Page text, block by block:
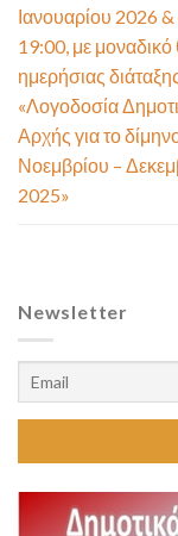
Ιανουαρίου 2026
19:00, με μοναδικό
ημερήσιας
«Λογοδοσία
Αρχής για το
Νοεμβρίου –
2025»
Newsletter